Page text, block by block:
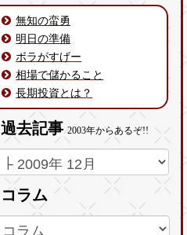
無知の蛮勇
明日の準備
ボラがすげー
相場で儲かること
長期投資とは？
過去記事2003年からあるぞ!!
コラム